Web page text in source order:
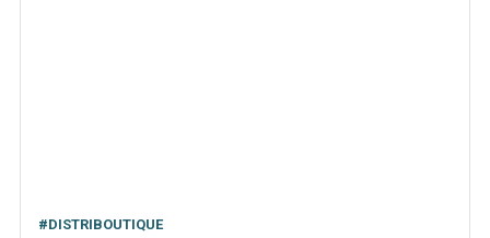
#DISTRIBOUTIQUE